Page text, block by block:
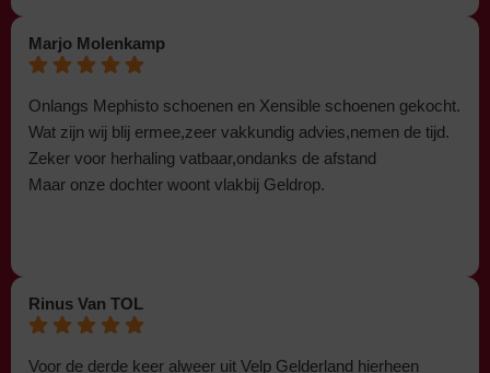
Marjo Molenkamp
Onlangs Mephisto schoenen en Xensible schoenen gekocht.
Wat zijn wij blij ermee,zeer vakkundig advies,nemen de tijd.
Zeker voor herhaling vatbaar,ondanks de afstand
Maar onze dochter woont vlakbij Geldrop.
Rinus Van TOL
Voor de derde keer alweer uit Velp Gelderland hierheen